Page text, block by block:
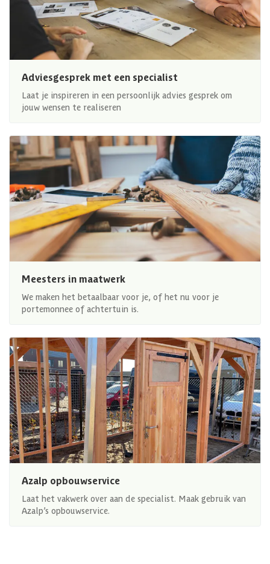
Adviesgesprek met een specialist
Laat je inspireren in een persoonlijk advies gesprek om
jouw wensen te realiseren
Meesters in maatwerk
We maken het betaalbaar voor je, of het nu voor je
portemonnee of achtertuin is.
Azalp opbouwservice
Laat het vakwerk over aan de specialist. Maak gebruik van
Azalp’s opbouwservice.